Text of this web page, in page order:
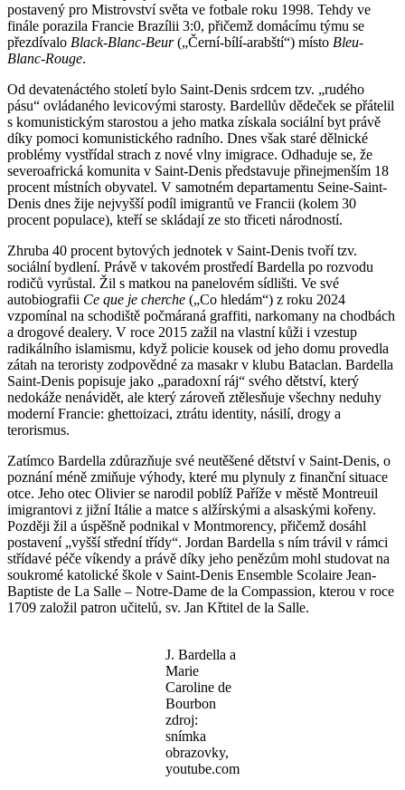
postavený pro Mistrovství světa ve fotbale roku 1998. Tehdy ve
finále porazila Francie Brazílii 3:0, přičemž domácímu týmu se
přezdívalo Black-Blanc-Beur(„Černí-bílí-arabští“) místo Bleu-
Blanc-Rouge.
Od devatenáctého století bylo Saint-Denis srdcem tzv. „rudého
pásu“ ovládaného levicovými starosty. Bardellův dědeček se přátelil
s komunistickým starostou a jeho matka získala sociální byt právě
díky pomoci komunistického radního. Dnes však staré dělnické
problémy vystřídal strach z nové vlny imigrace. Odhaduje se, že
severoafrická komunita v Saint-Denis představuje přinejmenším 18
procent místních obyvatel. V samotném departamentu Seine-Saint-
Denis dnes žije nejvyšší podíl imigrantů ve Francii (kolem 30
procent populace), kteří se skládají ze sto třiceti národností.
Zhruba 40 procent bytových jednotek v Saint-Denis tvoří tzv.
sociální bydlení. Právě v takovém prostředí Bardella po rozvodu
rodičů vyrůstal. Žil s matkou na panelovém sídlišti. Ve své
autobiografii Ce que je cherche („Co hledám“) z roku 2024
vzpomínal na schodiště počmáraná graffiti, narkomany na chodbách
a drogové dealery. V roce 2015 zažil na vlastní kůži i vzestup
radikálního islamismu, když policie kousek od jeho domu provedla
zátah na teroristy zodpovědné za masakr v klubu Bataclan. Bardella
Saint-Denis popisuje jako „paradoxní ráj“ svého dětství, který
nedokáže nenávidět, ale který zároveň ztělesňuje všechny neduhy
moderní Francie: ghettoizaci, ztrátu identity, násilí, drogy a
terorismus.
Zatímco Bardella zdůrazňuje své neutěšené dětství v Saint-Denis, o
poznání méně zmiňuje výhody, které mu plynuly z finanční situace
otce. Jeho otec Olivier se narodil poblíž Paříže v městě Montreuil
imigrantovi z jižní Itálie a matce s alžírskými a alsaskými kořeny.
Později žil a úspěšně podnikal v Montmorency, přičemž dosáhl
postavení „vyšší střední třídy“. Jordan Bardella s ním trávil v rámci
střídavé péče víkendy a právě díky jeho penězům mohl studovat na
soukromé katolické škole v Saint-Denis Ensemble Scolaire Jean-
Baptiste de La Salle ‒ Notre-Dame de la Compassion, kterou v roce
1709 založil patron učitelů, sv. Jan Křtitel de la Salle.
J. Bardella a
Marie
Caroline de
Bourbon
zdroj:
snímka
obrazovky,
youtube.com